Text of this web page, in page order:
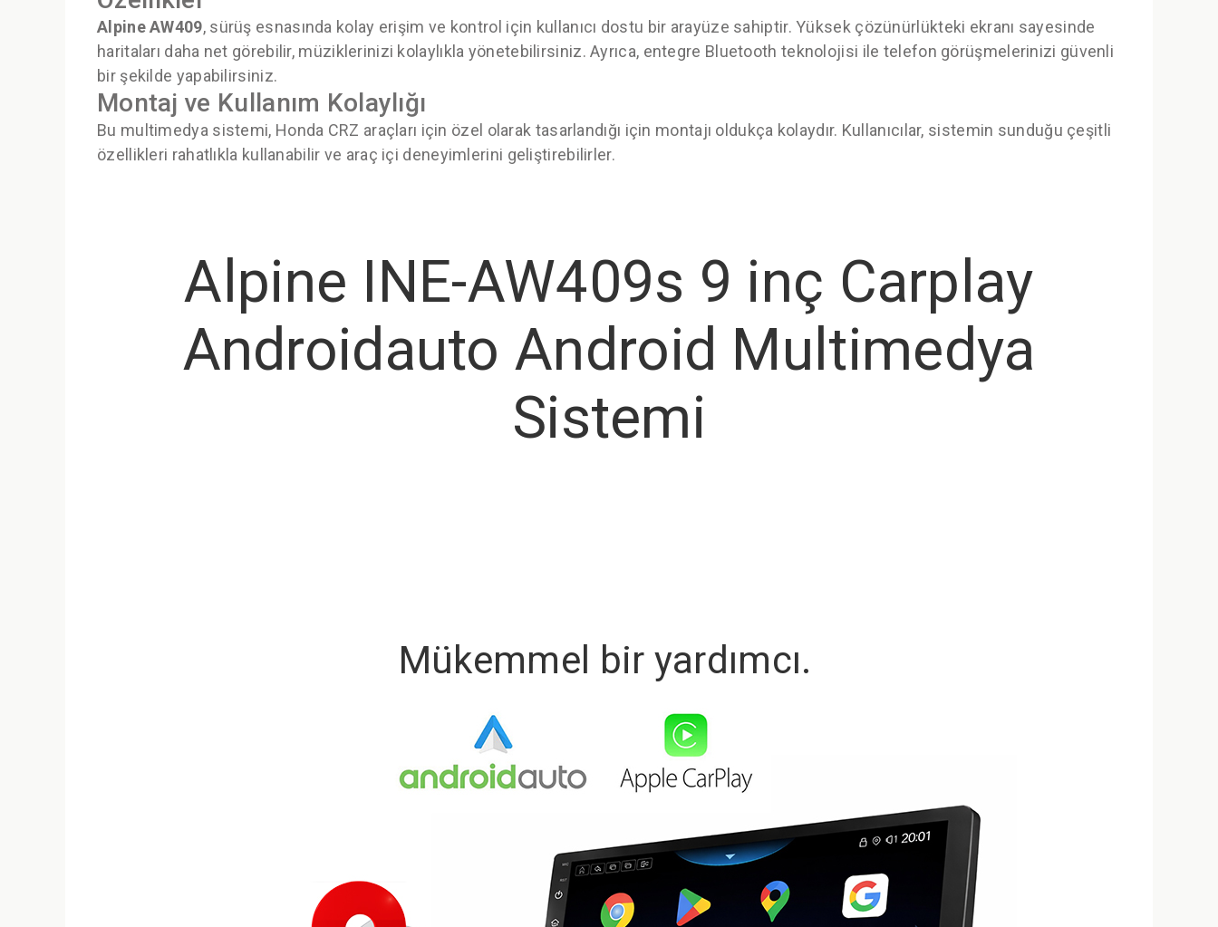
Alpine AW409, sürüş esnasında kolay erişim ve kontrol için kullanıcı dostu bir arayüze sahiptir. Yüksek çözünürlükteki ekranı sayesinde
haritaları daha net görebilir, müziklerinizi kolaylıkla yönetebilirsiniz. Ayrıca, entegre Bluetooth teknolojisi ile telefon görüşmelerinizi güvenli
bir şekilde yapabilirsiniz.
Montaj ve Kullanım Kolaylığı
Bu multimedya sistemi, Honda CRZ araçları için özel olarak tasarlandığı için montajı oldukça kolaydır. Kullanıcılar, sistemin sunduğu çeşitli
özellikleri rahatlıkla kullanabilir ve araç içi deneyimlerini geliştirebilirler.
Alpine INE-AW409s 9 inç Carplay
Androidauto Android Multimedya
Sistemi
Mükemmel bir yardımcı.